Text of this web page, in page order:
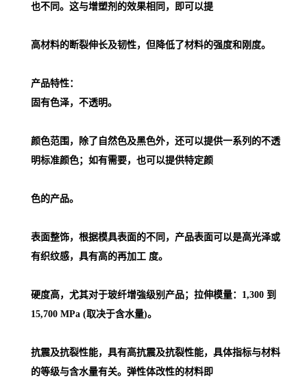
也不同。这与增塑剂的效果相同，即可以提
高材料的断裂伸长及韧性，但降低了材料的强度和刚度。
产品特性：
固有色泽，不透明。
颜色范围，除了自然色及黑色外，还可以提供一系列的不透
明标准颜色；如有需要，也可以提供特定颜
色的产品。
表面整饰，根据模具表面的不同，产品表面可以是高光泽或
有织纹感，具有高的再加工 度。
硬度高，尤其对于玻纤增強级别产品；拉伸模量：1,300 到
15,700 MPa (取决于含水量)。
抗震及抗裂性能，具有高抗震及抗裂性能，具体指标与材料
的等级与含水量有关。弹性体改性的材料即